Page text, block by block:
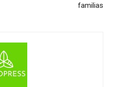
familias